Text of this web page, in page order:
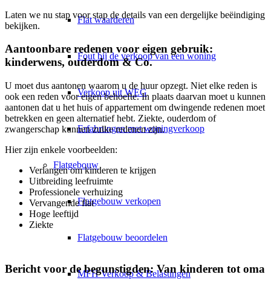
Flat waarderen
Fout bij de verkoop van een woning
Verkoop uit WEG
Erfahrungen met woningverkoop
Flatgebouw
Flatgebouw verkopen
Flatgebouw beoordelen
MFH Verkoop & Belastingen
Laten we nu stap voor stap de details van een dergelijke beëindiging
bekijken.
Aantoonbare redenen voor eigen gebruik:
kinderwens, ouderdom & Co.
U moet dus aantonen waarom u de huur opzegt. Niet elke reden is
ook een reden voor eigen behoefte. In plaats daarvan moet u kunnen
aantonen dat u het huis of appartement om dwingende redenen moet
betrekken en geen alternatief hebt. Ziekte, ouderdom of
zwangerschap kunnen zulke redenen zijn.
Hier zijn enkele voorbeelden:
Verlangen om kinderen te krijgen
Uitbreiding leefruimte
Professionele verhuizing
Vervangende flat
Hoge leeftijd
Ziekte
Bericht voor de begunstigden: Van kinderen tot oma